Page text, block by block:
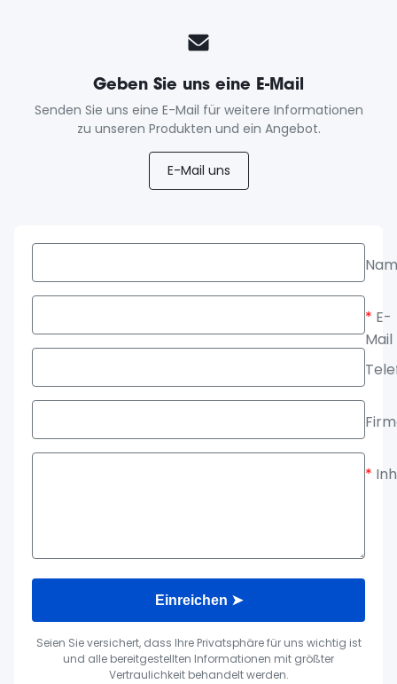
Geben Sie uns eine E-Mail
Senden Sie uns eine E-Mail für weitere Informationen
zu unseren Produkten und ein Angebot.
E-Mail uns
* E-
Mail
*
Einreichen ➤
Seien Sie versichert, dass Ihre Privatsphäre für uns wichtig ist
und alle bereitgestellten Informationen mit größter
Vertraulichkeit behandelt werden.